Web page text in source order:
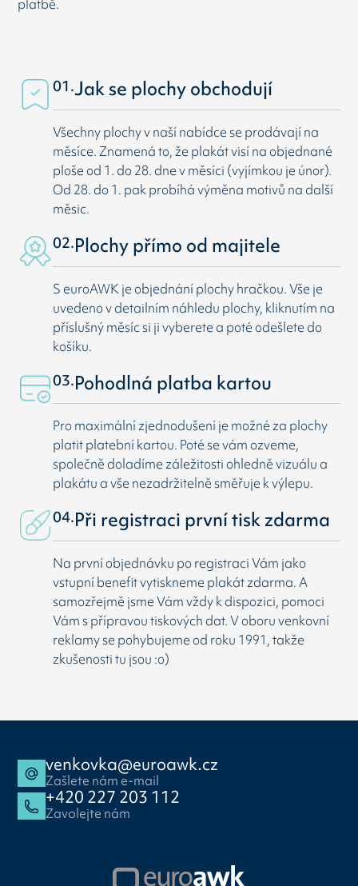
platbě.
01.Jak se plochy obchodují
Všechny plochy v naší nabídce se prodávají na
měsíce. Znamená to, že plakát visí na objednané
ploše od 1. do 28. dne v měsíci (vyjímkou je únor).
Od 28. do 1. pak probíhá výměna motivů na další
měsic.
02.Plochy přímo od majitele
S euroAWK je objednání plochy hračkou. Vše je
uvedeno v detailním náhledu plochy, kliknutím na
příslušný měsíc si ji vyberete a poté odešlete do
košíku.
03.Pohodlná platba kartou
Pro maximální zjednodušení je možné za plochy
platit platební kartou. Poté se vám ozveme,
společně doladíme záležitosti ohledně vizuálu a
plakátu a vše nezadržitelně směřuje k výlepu.
04.Při registraci první tisk zdarma
Na první objednávku po registraci Vám jako
vstupní benefit vytiskneme plakát zdarma. A
samozřejmě jsme Vám vždy k dispozici, pomoci
Vám s přípravou tiskových dat. V oboru venkovní
reklamy se pohybujeme od roku 1991, takže
zkušenosti tu jsou :o)
venkovka@euroawk.cz
Zašlete nám e-mail
+420 227 203 112
Zavolejte nám